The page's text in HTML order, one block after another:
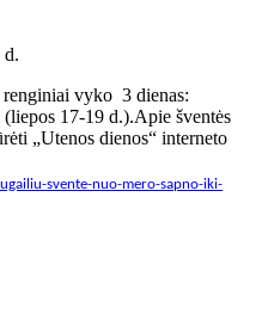
d.
vyko 3 dienas:
17-19 d.).Apie šventės
„Utenos dienos“ interneto
svente-nuo-mero-sapno-iki-